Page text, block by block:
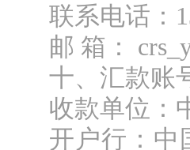
联系电话：
邮 箱：
十、汇款账
收款单位：
开户行：中